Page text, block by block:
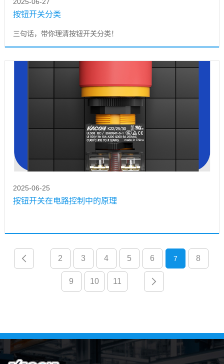
按钮开关分类
三句话，带你理清按钮开关分类！
2025-06-25
按钮开关在电路控制中的原理
2 3 4 5 6 7 8
9 10 11